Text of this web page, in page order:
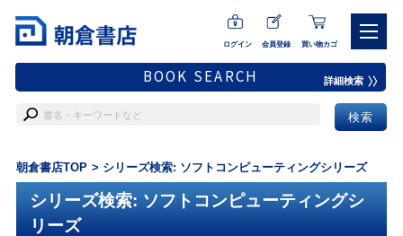
ログイン 会員登録 買い物カゴ
BOOK SEARCH 詳細検索
朝倉書店TOP シリーズ検索: ソフトコンピューティングシリーズ
シリーズ検索: ソフトコンピューティングシ
リーズ